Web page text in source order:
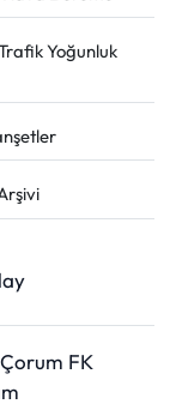
Yoğunluk
Çorum FK